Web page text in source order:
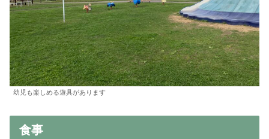
幼児も楽しめる遊具があります
食事